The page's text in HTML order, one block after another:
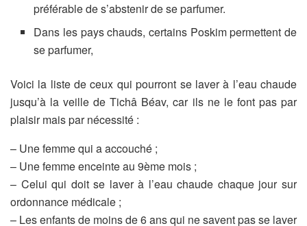
préférable de s’abstenir de se parfumer.
Dans les pays chauds, certains Poskim permettent de
se parfumer,
Voici la liste de ceux qui pourront se laver à l’eau chaude
jusqu’à la veille de Tichâ Béav, car ils ne le font pas par
plaisirmais par nécessité :
– Une femme qui a accouché ;
– Une femme enceinte au 9ème mois ;
– Celui qui doit se laver à l’eau chaude chaque jour sur
ordonnance médicale ;
– Les enfants de moins de 6 ans qui ne savent pas se laver